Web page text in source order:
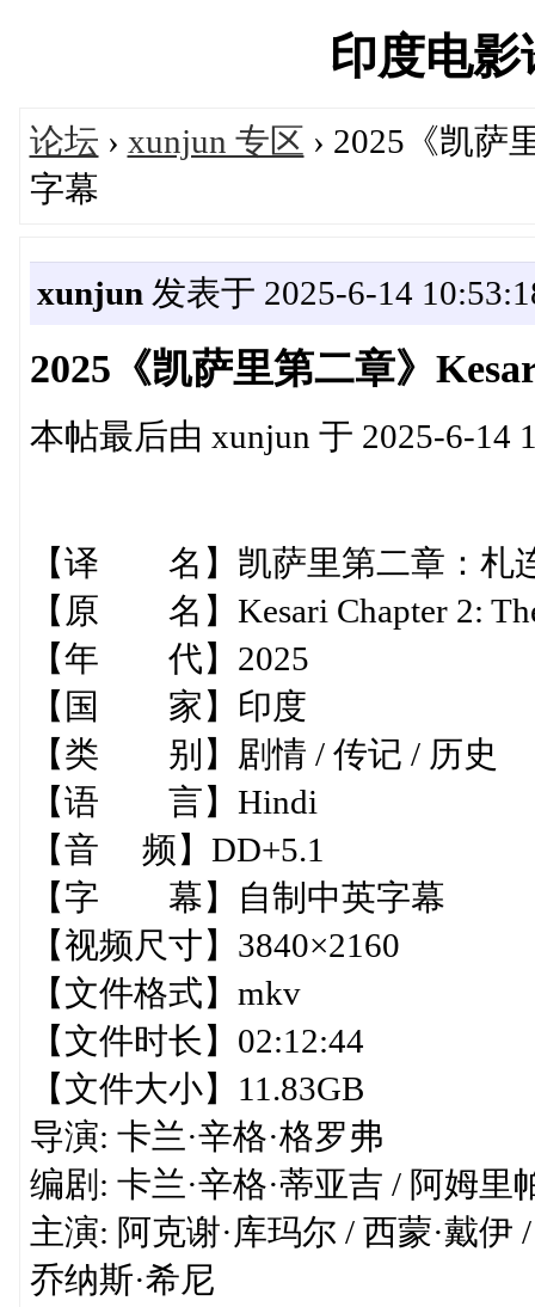
印度电
论坛 › xunjun 专区 › 2025《凯萨
字幕
xunjun 发表于 2025-6-14
2025《凯萨里第二章》
本帖最后由 xunjun 于 2025-6-14
【译 名】凯萨里第二章：札
【原 名】Kesari Chapter 2:
【年 代】2025
【国 家】印度
【类 别】剧情 / 传记 / 历史
【语 言】Hindi
【音 频】DD+5.1
【字 幕】自制中英字幕
【视频尺寸】3840×2160
【文件格式】mkv
【文件时长】02:12:44
【文件大小】11.83GB
导演: 卡兰·辛格·格罗弗
编剧: 卡兰·辛格·蒂亚吉 / 阿姆里
主演: 阿克谢·库玛尔 / 西蒙·戴伊
乔纳斯·希尼